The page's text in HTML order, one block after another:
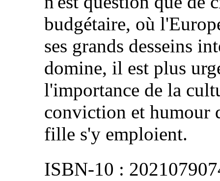
budgétaire, où
ses grands desseins
domine, il est plus
l'importance de la
conviction et humour
fille s'y emploient.